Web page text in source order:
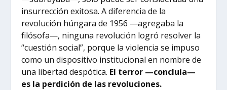
insurrección exitosa. A diferencia de la
revolución húngara de 1956 —agregaba la
filósofa—, ninguna revolución logró resolver la
“cuestión social”, porque la violencia se impuso
como un dispositivo institucional en nombre de
una libertad despótica. El terror —concluía—
es la perdición de las revoluciones.